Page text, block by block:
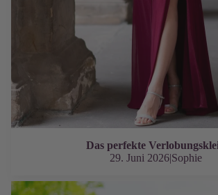
Das perfekte
29. Juni 2026| Sophie
Wie lang sollt mein Abendkleid